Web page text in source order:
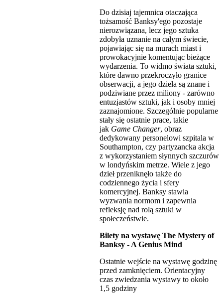
Do dzisiaj tajemnica otaczająca
tożsamość Banksy'ego pozostaje
nierozwiązana, lecz jego sztuka
zdobyła uznanie na całym świecie,
pojawiając się na murach miast i
prowokacyjnie komentując bieżące
wydarzenia. To widmo świata sztuki,
które dawno przekroczyło granice
obserwacji, a jego dzieła są znane i
podziwiane przez miliony - zarówno
entuzjastów sztuki, jak i osoby mniej
zaznajomione. Szczególnie popularne
stały się ostatnie prace, takie
jak Game Changer, obraz
dedykowany personelowi szpitala w
Southampton, czy partyzancka akcja
z wykorzystaniem słynnych szczurów
w londyńskim metrze. Wiele z jego
dzieł przeniknęło także do
codziennego życia i sfery
komercyjnej. Banksy stawia
wyzwania normom i zapewnia
refleksję nad rolą sztuki w
społeczeństwie.
Bilety na wystawę The Mystery of
Banksy - A Genius Mind
Ostatnie wejście na wystawę godzinę
przed zamknięciem. Orientacyjny
czas zwiedzania wystawy to około
1,5 godziny